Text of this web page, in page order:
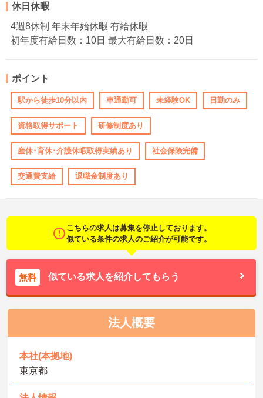
休日休暇
4週8休制 年末年始休暇 有給休暇
初年度有給日数：10日 最大有給日数：20日
ポイント
駅から徒歩10分以内 車通勤可 未経験OK 日勤のみ
資格取得サポート 研修制度あり
産休･育休･介護休暇取得実績あり 社会保険完備
交通費支給 退職金制度あり
こちらの求人は募集を停止しております。
似ている条件の求人のご紹介が可能です。
無料 似ている求人を紹介してもらう
法人概要
本社(本拠地)
東京都